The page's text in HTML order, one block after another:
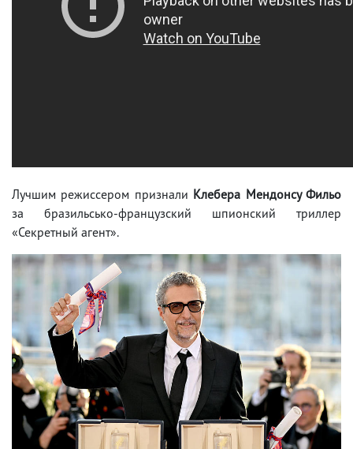
Лучшим режиссером признали Клебера Мендонсу Фильо
за бразильсько-французский шпионский триллер
«Секретный агент».